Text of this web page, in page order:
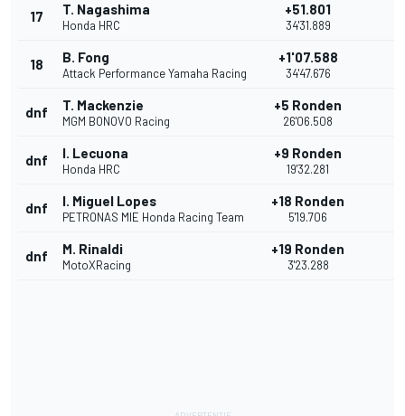
17 T. Nagashima
Honda HRC
+51.801
34'31.889
18 B. Fong
Attack Performance Yamaha Racing
+1'07.588
34'47.676
dnf T. Mackenzie
MGM BONOVO Racing
+5 Ronden
26'06.508
dnf I. Lecuona
Honda HRC
+9 Ronden
19'32.281
dnf I. Miguel Lopes
PETRONAS MIE Honda Racing Team
+18 Ronden
5'19.706
dnf M. Rinaldi
MotoXRacing
+19 Ronden
3'23.288